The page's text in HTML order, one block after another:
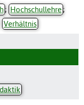
; Hochschullehre;
Verhältnis